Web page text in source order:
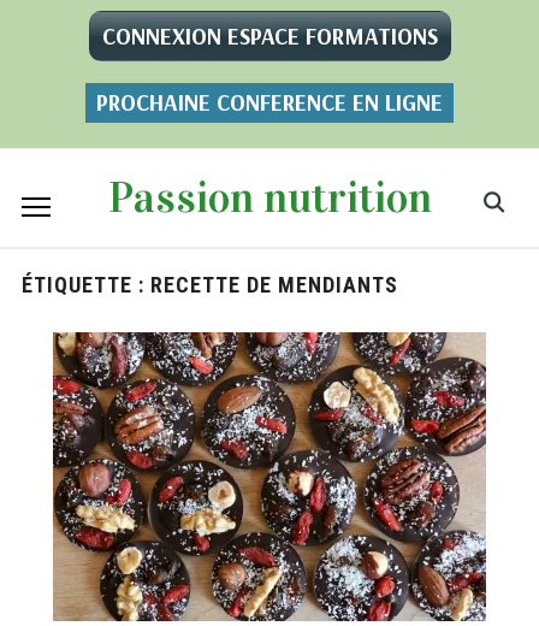
CONNEXION ESPACE FORMATIONS
PROCHAINE CONFERENCE EN LIGNE
Passion nutrition
ÉTIQUETTE : RECETTE DE MENDIANTS